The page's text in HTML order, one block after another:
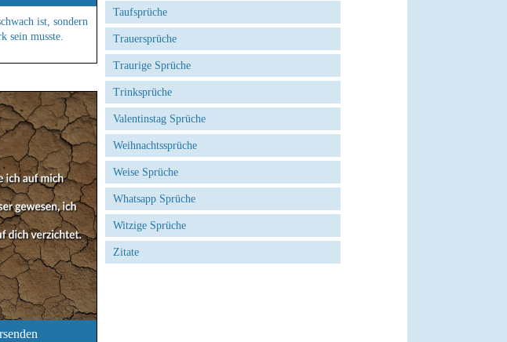
ist, sondern
sein musste.
Taufsprüche
Trauersprüche
Traurige Sprüche
Trinksprüche
Valentinstag Sprüche
Weihnachtssprüche
Weise Sprüche
Whatsapp Sprüche
Witzige Sprüche
Zitate